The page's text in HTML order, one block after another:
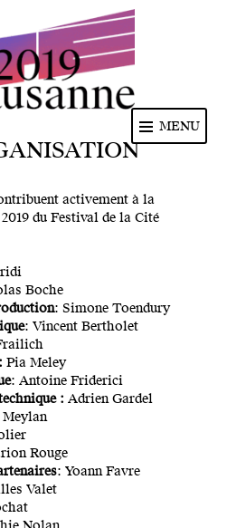
de Lausanne -
- 46ème
MENU
activement à la
du Festival de la Cité
Boche
: Simone Toendury
: Vincent Bertholet
Pia Meley
: Antoine Friderici
:Adrien Gardel
Rouge
: Yoann Favre
Valet